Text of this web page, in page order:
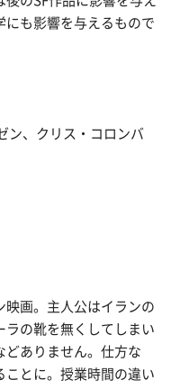
にも影響を与えるもので
ン、クリス・コロンバ
映画。主人公はイランの
ラの靴を無くしてしまい
どありません。仕方な
ことに。授業時間の違い